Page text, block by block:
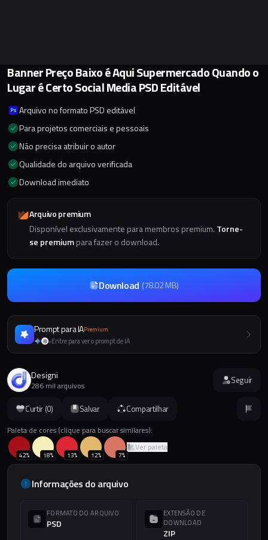
Curtir (0) Salvar Compartilhar
Paleta de cores (clique para buscar similares):
42% 18% 13% 12% 7%
Ver paleta
Informações do arquivo
FORMATO DO ARQUIVO
PSD
EXTENSÃO DE
DOWNLOAD
ZIP
Banner Preço Baixo é Aqui Supermercado Quando o
Lugar é Certo Social Media PSD Editável
Arquivo no formato PSD editável
Para projetos comerciais e pessoais
Não precisa atribuir o autor
Qualidade do arquivo verificada
Download imediato
Arquivo premium
Disponível exclusivamente para membros premium. Torne-
se premiumpara fazer o download.
Download (78.02 MB)
Prompt para IAPremium
+Entre para ver o prompt de IA
Designi
286 mil arquivos Seguir